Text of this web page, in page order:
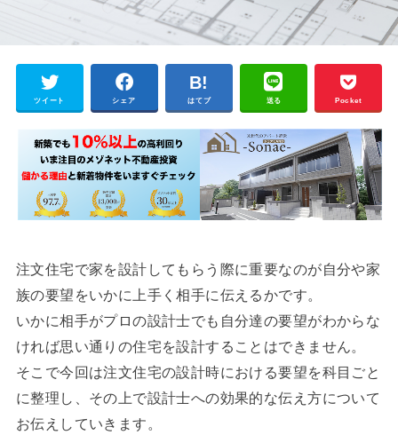
ツイート シェア はてブ 送る Pocket
注文住宅で家を設計してもらう際に重要なのが自分や家
族の要望をいかに上手く相手に伝えるかです。
いかに相手がプロの設計士でも自分達の要望がわからな
ければ思い通りの住宅を設計することはできません。
そこで今回は注文住宅の設計時における要望を科目ごと
に整理し、その上で設計士への効果的な伝え方について
お伝えしていきます。